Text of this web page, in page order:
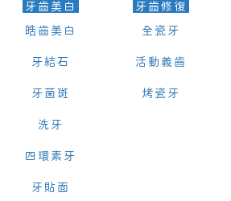
牙齒美白
皓齒美白
牙結石
牙菌斑
洗牙
四環素牙
牙貼面
牙齒修復
全瓷牙
活動義齒
烤瓷牙